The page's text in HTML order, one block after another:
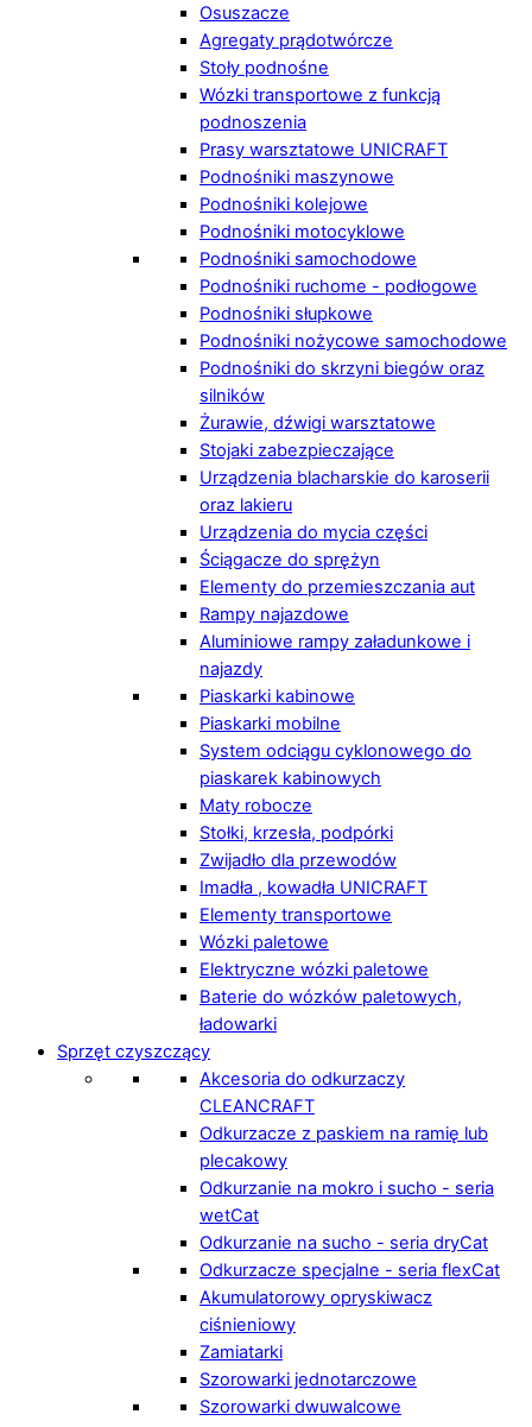
Osuszacze
Agregaty prądotwórcze
Stoły podnośne
Wózki transportowe z funkcją
podnoszenia
Prasy warsztatowe UNICRAFT
Podnośniki maszynowe
Podnośniki kolejowe
Podnośniki motocyklowe
Podnośniki samochodowe
Podnośniki ruchome - podłogowe
Podnośniki słupkowe
Podnośniki nożycowe samochodowe
Podnośniki do skrzyni biegów oraz
silników
Żurawie, dźwigi warsztatowe
Stojaki zabezpieczające
Urządzenia blacharskie do karoserii
oraz lakieru
Urządzenia do mycia części
Ściągacze do sprężyn
Elementy do przemieszczania aut
Rampy najazdowe
Aluminiowe rampy załadunkowe i
najazdy
Piaskarki kabinowe
Piaskarki mobilne
System odciągu cyklonowego do
piaskarek kabinowych
Maty robocze
Stołki, krzesła, podpórki
Zwijadło dla przewodów
Imadła , kowadła UNICRAFT
Elementy transportowe
Wózki paletowe
Elektryczne wózki paletowe
Baterie do wózków paletowych,
ładowarki
Sprzęt czyszczący
Akcesoria do odkurzaczy
CLEANCRAFT
Odkurzacze z paskiem na ramię lub
plecakowy
Odkurzanie na mokro i sucho - seria
wetCat
Odkurzanie na sucho - seria dryCat
Odkurzacze specjalne - seria flexCat
Akumulatorowy opryskiwacz
ciśnieniowy
Zamiatarki
Szorowarki jednotarczowe
Szorowarki dwuwalcowe